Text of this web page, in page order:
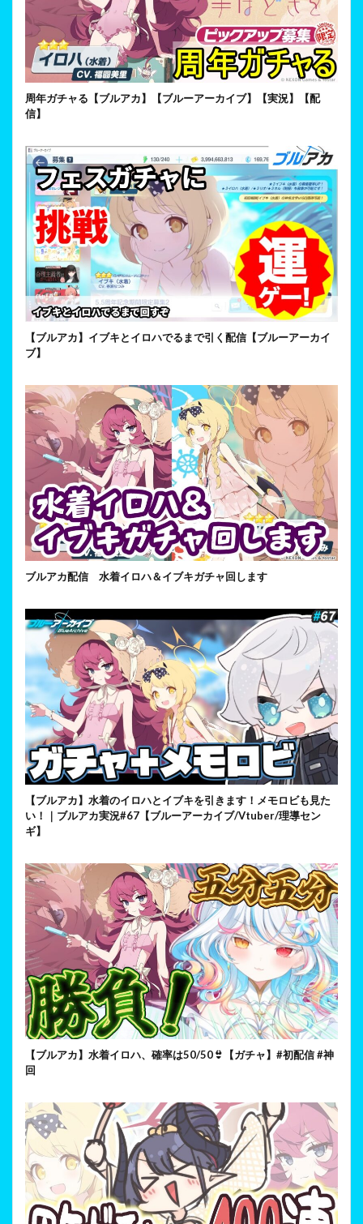
周年ガチャる【ブルアカ】【ブルーアーカイブ】【実況】【配
信】
【ブルアカ】イブキとイロハでるまで引く配信【ブルーアーカイ
ブ】
ブルアカ配信 水着イロハ＆イブキガチャ回します
【ブルアカ】水着のイロハとイブキを引きます！メモロビも見た
い！｜ブルアカ実況#67【ブルーアーカイブ/Vtuber/理導セン
ギ】
【ブルアカ】水着イロハ、確率は50/50👙【ガチャ】#初配信 #神
回